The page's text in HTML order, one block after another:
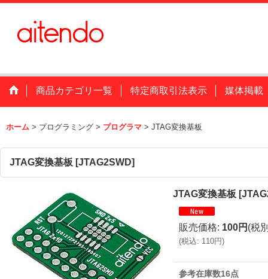
商品カテゴリ一覧 特定商取引法表示 媒体掲載
ホーム > プログラミング > プログラマ > JTAG変換基板
JTAG変換基板 [JTAG2SWD]
JTAG変換基板 [
販売価格: 100円 (税
(税込: 110円)
参考在庫数16点